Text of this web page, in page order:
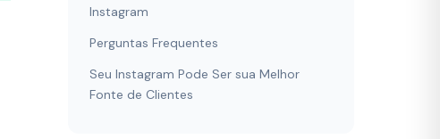
Instagram
Perguntas Frequentes
Seu Instagram Pode Ser sua Melhor
Fonte de Clientes